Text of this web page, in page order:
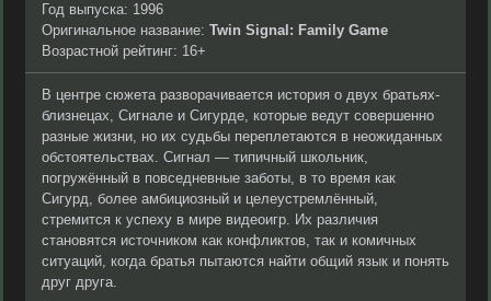
Год выпуска: 1996
Оригинальное название: Twin Signal: Family Game
Возрастной рейтинг: 16+
В центре сюжета разворачивается история о двух братьях-
близнецах, Сигнале и Сигурде, которые ведут совершенно
разные жизни, но их судьбы переплетаются в неожиданных
обстоятельствах. Сигнал — типичный школьник,
погружённый в повседневные заботы, в то время как
Сигурд, более амбициозный и целеустремлённый,
стремится к успеху в мире видеоигр. Их различия
становятся источником как конфликтов, так и комичных
ситуаций, когда братья пытаются найти общий язык и понять
друг друга.